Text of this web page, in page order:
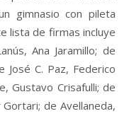
gimnasio con pileta
lista de firmas incluye
Ana Jaramillo; de
José C. Paz, Federico
Gustavo Crisafulli; de
de Avellaneda,